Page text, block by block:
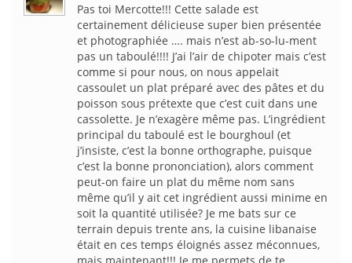
Pas toi Mercotte!!! Cette salade est
certainement délicieuse super bien présentée
et photographiée …. mais n’est ab-so-lu-ment
pas un taboulé!!!! J’ai l’air de chipoter mais c’est
comme si pour nous, on nous appelait
cassoulet un plat préparé avec des pâtes et du
poisson sous prétexte que c’est cuit dans une
cassolette. Je n’exagère même pas. L’ingrédient
principal du taboulé est le bourghoul (et
j’insiste, c’est la bonne orthographe, puisque
c’est la bonne prononciation), alors comment
peut-on faire un plat du même nom sans
même qu’il y ait cet ingrédient aussi minime en
soit la quantité utilisée? Je me bats sur ce
terrain depuis trente ans, la cuisine libanaise
était en ces temps éloignés assez méconnues,
mais maintenant!!! Je me permets de te